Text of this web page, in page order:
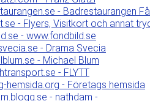
- Badrestaurangen
- Flyers, Visitkort och annat
- www.fondbild.se
- Drama Svecia
- Michael Blum
- FLYTT
hemsida.org - Företags hemsida
- nathdam -